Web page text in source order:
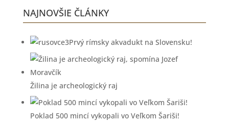
NAJNOVŠIE ČLÁNKY
Prvý rímsky akvadukt na Slovensku!
Žilina je archeologický raj
Poklad 500 mincí vykopali vo Veľkom Šariši!